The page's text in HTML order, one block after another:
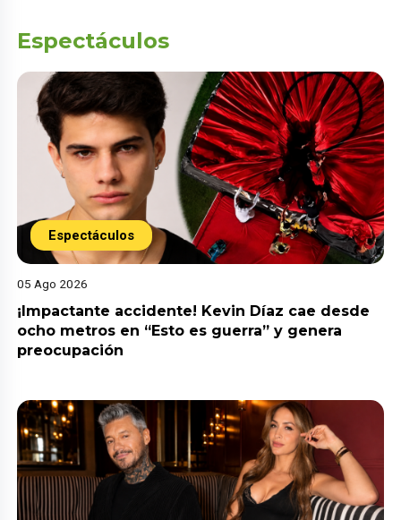
Espectáculos
Espectáculos
05 Ago 2026
¡Impactante accidente! Kevin Díaz cae desde
ocho metros en “Esto es guerra” y genera
preocupación